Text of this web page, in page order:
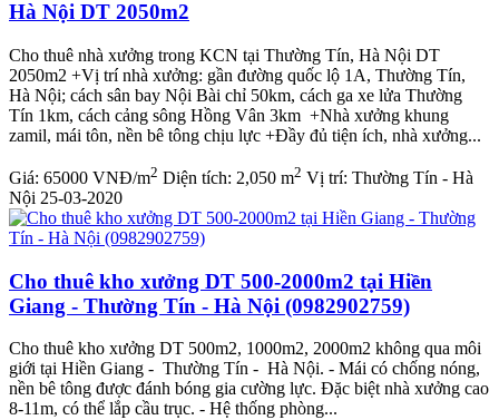
Hà Nội DT 2050m2
Cho thuê nhà xưởng trong KCN tại Thường Tín, Hà Nội DT
2050m2 +Vị trí nhà xưởng: gần đường quốc lộ 1A, Thường Tín,
Hà Nội; cách sân bay Nội Bài chỉ 50km, cách ga xe lửa Thường
Tín 1km, cách cảng sông Hồng Vân 3km +Nhà xưởng khung
zamil, mái tôn, nền bê tông chịu lực +Đầy đủ tiện ích, nhà xưởng...
Giá: 65000 VNĐ/m2 Diện tích: 2,050 m2 Vị trí: Thường Tín - Hà
Nội 25-03-2020
Cho thuê kho xưởng DT 500-2000m2 tại Hiền
Giang - Thường Tín - Hà Nội (0982902759)
Cho thuê kho xưởng DT 500m2, 1000m2, 2000m2 không qua môi
giới tại Hiền Giang - Thường Tín - Hà Nội. - Mái có chống nóng,
nền bê tông được đánh bóng gia cường lực. Đặc biệt nhà xưởng cao
8-11m, có thể lắp cầu trục. - Hệ thống phòng...